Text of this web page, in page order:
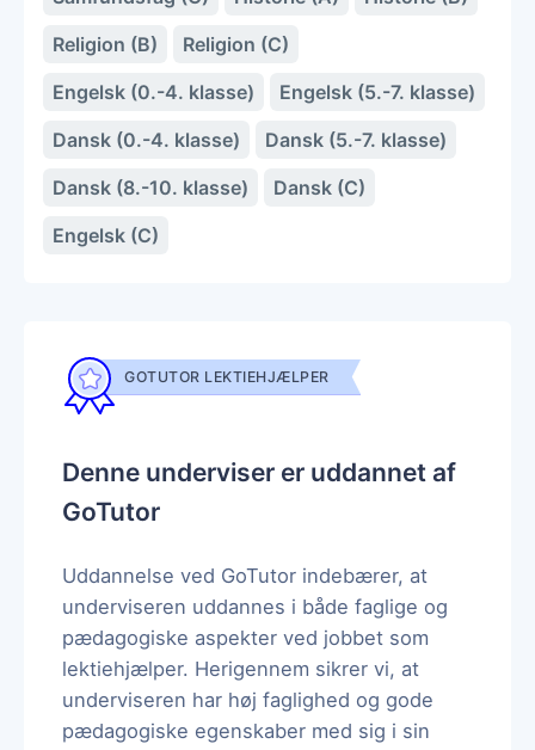
Religion (B)
Religion (C)
Engelsk (0.-4. klasse)
Engelsk (5.-7. klasse)
Dansk (0.-4. klasse)
Dansk (5.-7. klasse)
Dansk (8.-10. klasse)
Dansk (C)
Engelsk (C)
GOTUTOR LEKTIEHJÆLPER
Denne underviser er uddannet af
GoTutor
Uddannelse ved GoTutor indebærer, at
underviseren uddannes i både faglige og
pædagogiske aspekter ved jobbet som
lektiehjælper. Herigennem sikrer vi, at
underviseren har høj faglighed og gode
pædagogiske egenskaber med sig i sin